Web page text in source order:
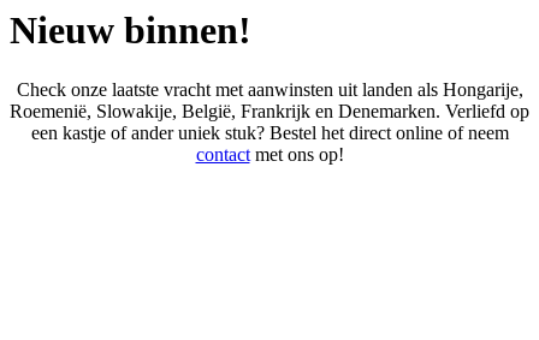
Nieuw binnen!
Check onze laatste vracht met aanwinsten uit landen als Hongarije,
Roemenië, Slowakije, België, Frankrijk en Denemarken. Verliefd op
een kastje of ander uniek stuk? Bestel het direct online of neem
contactmet ons op!